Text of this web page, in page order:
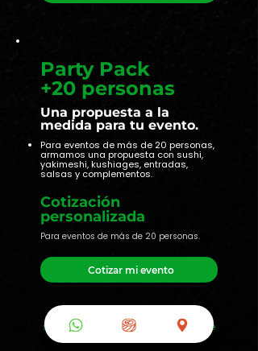
Party Pack
+20 personas
Una propuesta a la
medida para tu evento.
Para eventos de más de 20 personas,
armamos una propuesta con sushi,
yakimeshi, kushiages, entradas,
salsas y complementos.
Cotización
personalizada
Para eventos de más de 20 personas.
Cotizar mi evento
Incluyen salsas, chiles, palillos y
servilletas para que no tengas que
preocuparte por nada.